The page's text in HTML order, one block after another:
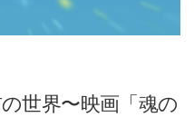
世界〜映画「魂の